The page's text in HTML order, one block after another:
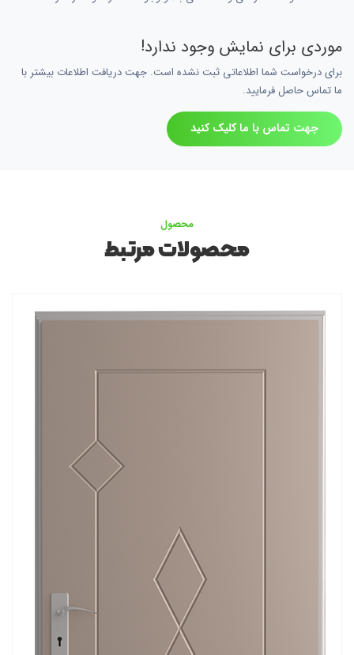
موردی برای نمایش وجود ندارد!
برای درخواست شما اطلاعاتی ثبت نشده است. جهت دریافت اطلاعات بیشتر با
ما تماس حاصل فرمایید.
جهت تماس با ما کلیک کنید
محصول
محصولات مرتبط